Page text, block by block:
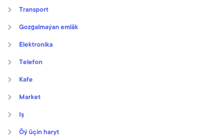
Transport
Gozgalmaýan emläk
Elektronika
Telefon
Kafe
Market
Iş
Öý üçin haryt